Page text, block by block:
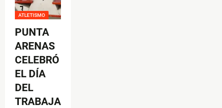
ATLETISMO
PUNTA
ARENAS
CELEBRÓ
EL DÍA
DEL
TRABAJA